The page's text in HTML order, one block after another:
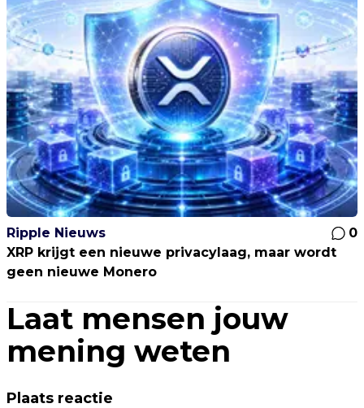
Ripple Nieuws
0
XRP krijgt een nieuwe privacylaag, maar wordt
geen nieuwe Monero
Laat mensen jouw
mening weten
Plaats reactie